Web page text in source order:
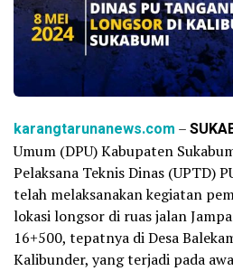
karangtarunanews.com –
Umum (DPU) Kabupaten
Pelaksana Teknis Dinas (UPTD)
telah melaksanakan kegiatan
lokasi longsor di ruas jalan
16+500, tepatnya di Desa
Kalibunder, yang terjadi pada